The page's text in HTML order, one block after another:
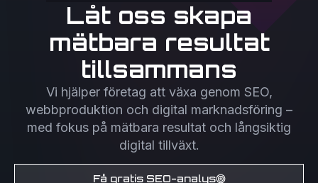
Låt oss skapa
mätbara resultat
tillsammans
Vi hjälper företag att växa genom SEO,
webbproduktion och digital marknadsföring –
med fokus på mätbara resultat och långsiktig
digital tillväxt.
Få gratis SEO-analys